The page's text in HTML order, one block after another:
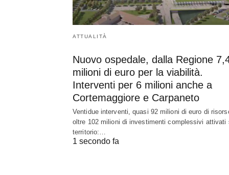
ATTUALITÀ
Nuovo ospedale, dalla Regione
milioni di euro per la viabilità.
Interventi per 6 milioni anche a
Cortemaggiore e Carpaneto
Ventidue interventi, quasi 92 milioni di euro di
oltre 102 milioni di investimenti complessivi attivati
territorio:…
1 secondo fa